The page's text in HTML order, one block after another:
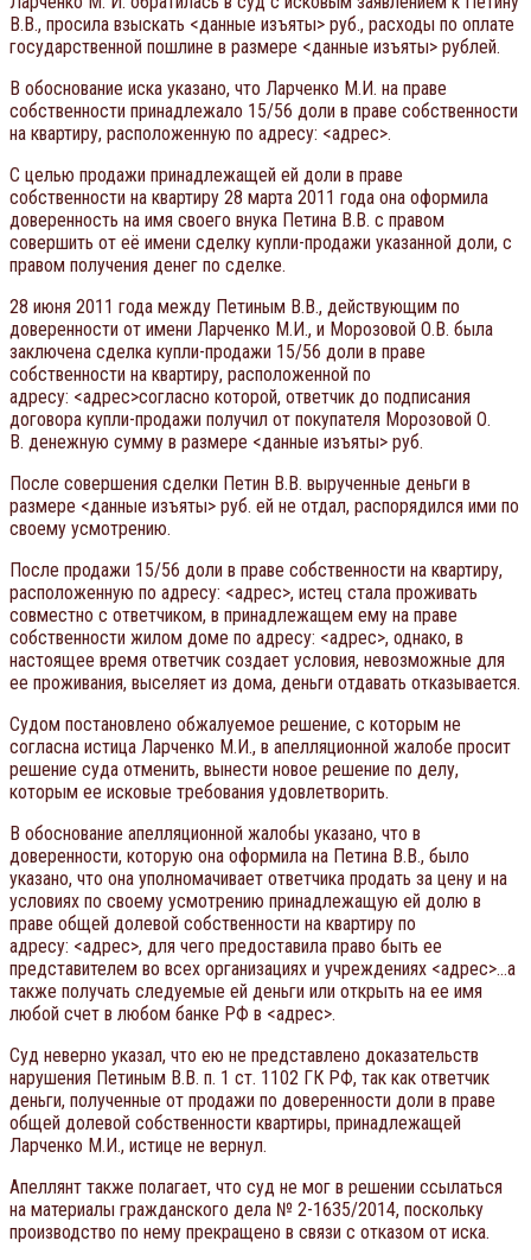
В.В., просила взыскать <данные изъяты> руб., расходы по оплате
государственной пошлине в размере <данные изъяты> рублей.
В обоснование иска указано, что Ларченко М.И. на праве
собственности принадлежало 15/56 доли в праве собственности
на квартиру, расположенную по адресу: <адрес>.
С целью продажи принадлежащей ей доли в праве
собственности на квартиру 28 марта 2011 года она оформила
доверенность на имя своего внука Петина В.В. с правом
совершить от её имени сделку купли-продажи указанной доли, с
правом получения денег по сделке.
28 июня 2011 года между Петиным В.В., действующим по
доверенности от имени Ларченко М.И., и Морозовой О.В. была
заключена сделка купли-продажи 15/56 доли в праве
собственности на квартиру, расположенной по
адресу: <адрес>согласно которой, ответчик до подписания
договора купли-продажи получил от покупателя Морозовой О.
В. денежную сумму в размере <данные изъяты> руб.
После совершения сделки Петин В.В. вырученные деньги в
размере <данные изъяты> руб. ей не отдал, распорядился ими по
своему усмотрению.
После продажи 15/56 доли в праве собственности на квартиру,
расположенную по адресу: <адрес>, истец стала проживать
совместно с ответчиком, в принадлежащем ему на праве
собственности жилом доме по адресу: <адрес>, однако, в
настоящее время ответчик создает условия, невозможные для
ее проживания, выселяет из дома, деньги отдавать отказывается.
Судом постановлено обжалуемое решение, с которым не
согласна истица Ларченко М.И., в апелляционной жалобе просит
решение суда отменить, вынести новое решение по делу,
которым ее исковые требования удовлетворить.
В обоснование апелляционной жалобы указано, что в
доверенности, которую она оформила на Петина В.В., было
указано, что она уполномачивает ответчика продать за цену и на
условиях по своему усмотрению принадлежащую ей долю в
праве общей долевой собственности на квартиру по
адресу: <адрес>, для чего предоставила право быть ее
представителем во всех организациях и учреждениях <адрес>…а
также получать следуемые ей деньги или открыть на ее имя
любой счет в любом банке РФ в <адрес>.
Суд неверно указал, что ею не представлено доказательств
нарушения Петиным В.В. п. 1 ст. 1102 ГК РФ, так как ответчик
деньги, полученные от продажи по доверенности доли в праве
общей долевой собственности квартиры, принадлежащей
Ларченко М.И., истице не вернул.
Апеллянт также полагает, что суд не мог в решении ссылаться
на материалы гражданского дела № 2-1635/2014, поскольку
производство по нему прекращено в связи с отказом от иска.